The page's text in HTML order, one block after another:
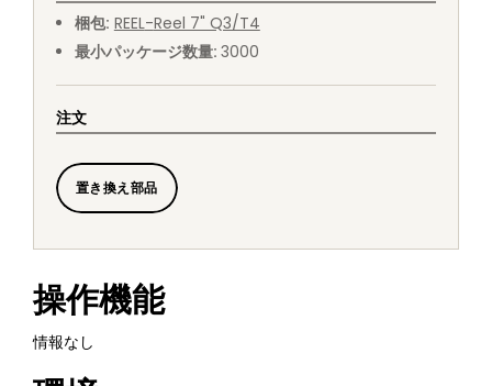
梱包: REEL-Reel 7" Q3/T4
最小パッケージ数量: 3000
注文
置き換え部品
操作機能
情報なし